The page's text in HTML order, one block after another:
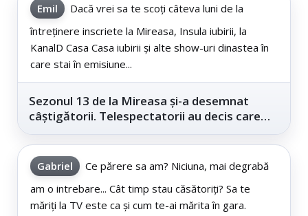
Emil
Dacă vrei sa te scoți câteva luni de la
întreținere inscriete la Mireasa, Insula iubirii, la
KanalD Casa Casa iubirii și alte show-uri dinastea în
care stai în emisiune...
Sezonul 13 de la Mireasa și-a desemnat
câștigătorii. Telespectatorii au decis care
Gabriel
Ce părere sa am? Niciuna, mai degrabă
am o intrebare... Cât timp stau căsătoriți? Sa te
măriți la TV este ca și cum te-ai mărita în gara.